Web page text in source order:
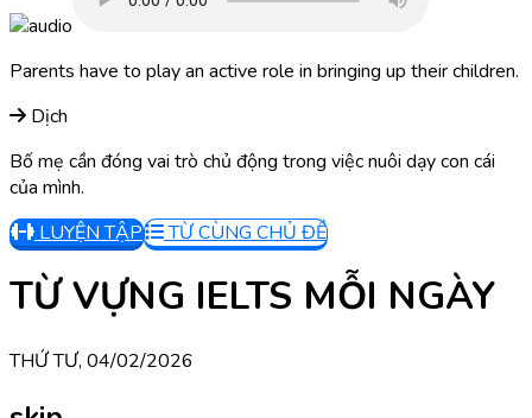
Parents have to play an active role in bringing up their children.
Dịch
Bố mẹ cần đóng vai trò chủ động trong việc nuôi dạy con cái
của mình.
LUYỆN TẬP
TỪ CÙNG CHỦ ĐỀ
TỪ VỰNG IELTS MỖI NGÀY
THỨ TƯ, 04/02/2026